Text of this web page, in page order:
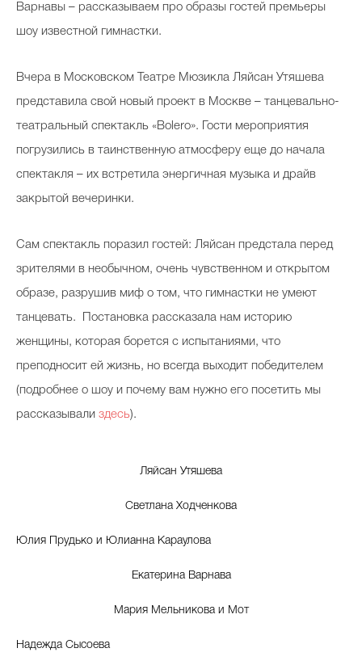
Варнавы – рассказываем про образы гостей премьеры
шоу известной гимнастки.
Вчера в Московском Театре Мюзикла Ляйсан Утяшева
представила свой новый проект в Москве – танцевально-
театральный спектакль «Bolero». Гости мероприятия
погрузились в таинственную атмосферу еще до начала
спектакля – их встретила энергичная музыка и драйв
закрытой вечеринки.
Сам спектакль поразил гостей: Ляйсан предстала перед
зрителями в необычном, очень чувственном и открытом
образе, разрушив миф о том, что гимнастки не умеют
танцевать. Постановка рассказала нам историю
женщины, которая борется с испытаниями, что
преподносит ей жизнь, но всегда выходит победителем
(подробнее о шоу и почему вам нужно его посетить мы
рассказывали здесь).
Ляйсан Утяшева
Светлана Ходченкова
Юлия Прудько и Юлианна Караулова
Екатерина Варнава
Мария Мельникова и Мот
Надежда Сысоева